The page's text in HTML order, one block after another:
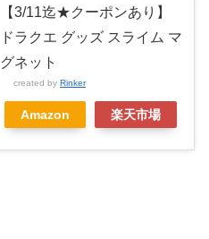
【3/11迄★クーポンあり】
ドラクエ グッズ スライム マ
グネット
created by Rinker
Amazon 楽天市場